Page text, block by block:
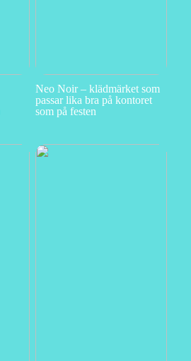
Neo Noir – klädmärket som
passar lika bra på kontoret
som på festen